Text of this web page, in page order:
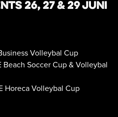
26, 27 & 29 juni
Volleybal Cup
Beach Soccer Cup & Volleybal
Horeca Volleybal Cup